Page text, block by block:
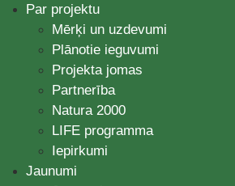
Par projektu
Mērķi un uzdevumi
Plānotie ieguvumi
Projekta jomas
Partnerība
Natura 2000
LIFE programma
Iepirkumi
Jaunumi